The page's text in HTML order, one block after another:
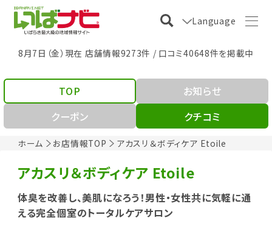
Language
8月7日（金）現在 店舗情報9273件 / 口コミ40648件を掲載中
ホーム お店情報TOP アカスリ＆ボディケア Etoile
TOP
お知らせ
クーポン
クチコミ
アカスリ＆ボディケア Etoile
体臭を改善し、美肌になろう！男性・女性共に気軽に通
える完全個室のトータルケアサロン